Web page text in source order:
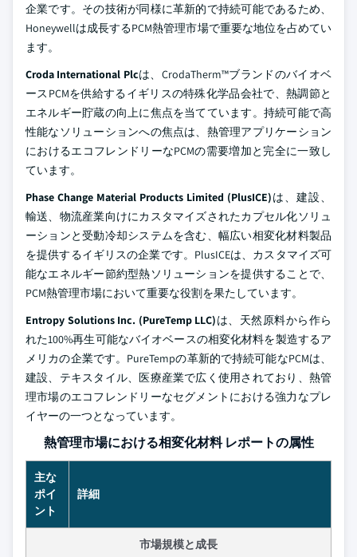
企業です。その技術が同様に革新的で持続可能であるため、
Honeywellは成長するPCM熱管理市場で重要な地位を占めてい
ます。
Croda International Plcは、CrodaTherm™ブランドのバイオベ
ースPCMを供給するイギリスの特殊化学品会社で、熱調節と
エネルギー貯蔵の向上に焦点を当てています。持続可能で高
性能なソリューションへの焦点は、熱管理アプリケーション
におけるエコフレンドリーなPCMの需要増加と完全に一致し
ています。
Phase Change Material Products Limited (PlusICE)は、建設、
輸送、物流産業向けにカスタマイズされたカプセル化ソリュ
ーションと受動冷却システムを含む、幅広い相変化材料製品
を提供するイギリスの企業です。PlusICEは、カスタマイズ可
能なエネルギー節約型熱ソリューションを提供することで、
PCM熱管理市場において重要な役割を果たしています。
Entropy Solutions Inc. (PureTemp LLC)は、天然原料から作ら
れた100%再生可能なバイオベースの相変化材料を製造するア
メリカの企業です。PureTempの革新的で持続可能なPCMは、
建設、テキスタイル、医療産業で広く使用されており、熱管
理市場のエコフレンドリーなセグメントにおける強力なプレ
イヤーの一つとなっています。
熱管理市場における相変化材料 レポートの属性
主な
ポイ
ント
詳細
市場規模と成長